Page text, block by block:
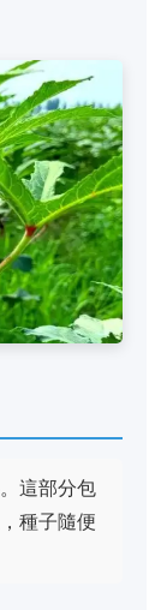
這部分包
種子隨便